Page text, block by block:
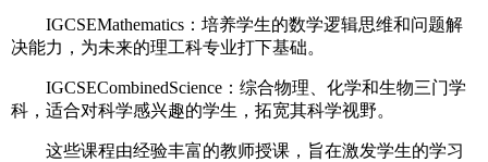
IGCSEMathematics：培养学生的数学逻辑思维和问题解
决能力，为未来的理工科专业打下基础。
IGCSECombinedScience：综合物理、化学和生物三门学
科，适合对科学感兴趣的学生，拓宽其科学视野。
这些课程由经验丰富的教师授课，旨在激发学生的学习